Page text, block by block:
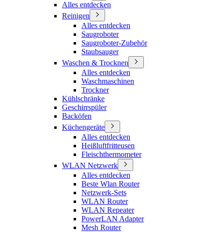
Alles entdecken
Reinigen
Alles entdecken
Saugroboter
Saugroboter-Zubehör
Staubsauger
Waschen & Trocknen
Alles entdecken
Waschmaschinen
Trockner
Kühlschränke
Geschirrspüler
Backöfen
Küchengeräte
Alles entdecken
Heißluftfritteusen
Fleischthermometer
WLAN Netzwerk
Alles entdecken
Beste Wlan Router
Netzwerk-Sets
WLAN Router
WLAN Repeater
PowerLAN Adapter
Mesh Router